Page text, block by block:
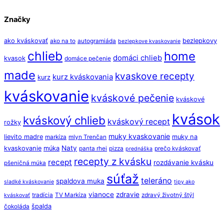
Značky
ako kváskovať ako na to autogramiáda bezlepkove kvaskovanie bezlepkovy
kvasok chlieb domáce pečenie domáci chlieb home
made kurz kurz kváskovania kvaskove recepty
kváskovanie kváskové pečenie kváskové
rožky kváskový chlieb kváskový recept kvások
lievito madre markíza mlyn Trenčan muky kvaskovanie muky na
kvaskovanie múka Naty panta rhei pizza prednáška prečo kváskovať
pšeničná múka recept recepty z kvásku rozdávanie kvásku
sladké kváskovanie spaldova muka súťaž teleráno tipy ako
kváskovať tradícia TV Markíza vianoce zdravie zdravý životný štýl
čokoláda špalda